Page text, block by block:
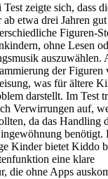
zeigte sich, dass
etwa drei Jahren
Figuren-
ohne Lesen
auszuwählen.
der Figuren
was für ältere
darstellt. Im Test
Verwirrungen auf,
da das Handling
benötigt.
Kinder bietet Kiddo
eine klare
die ohne Apps